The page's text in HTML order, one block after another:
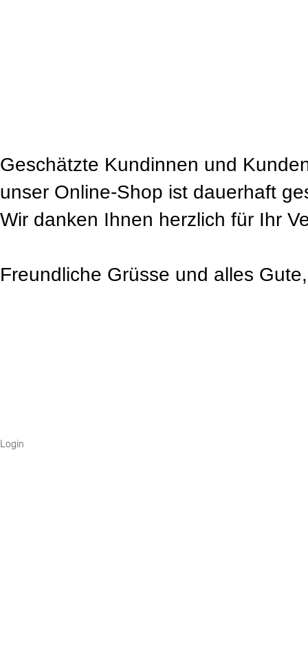
Geschätzte Kundinnen und
unser Online-Shop ist dauerhaft
Wir danken Ihnen herzlich für Ihr
Freundliche Grüsse und alles
Login